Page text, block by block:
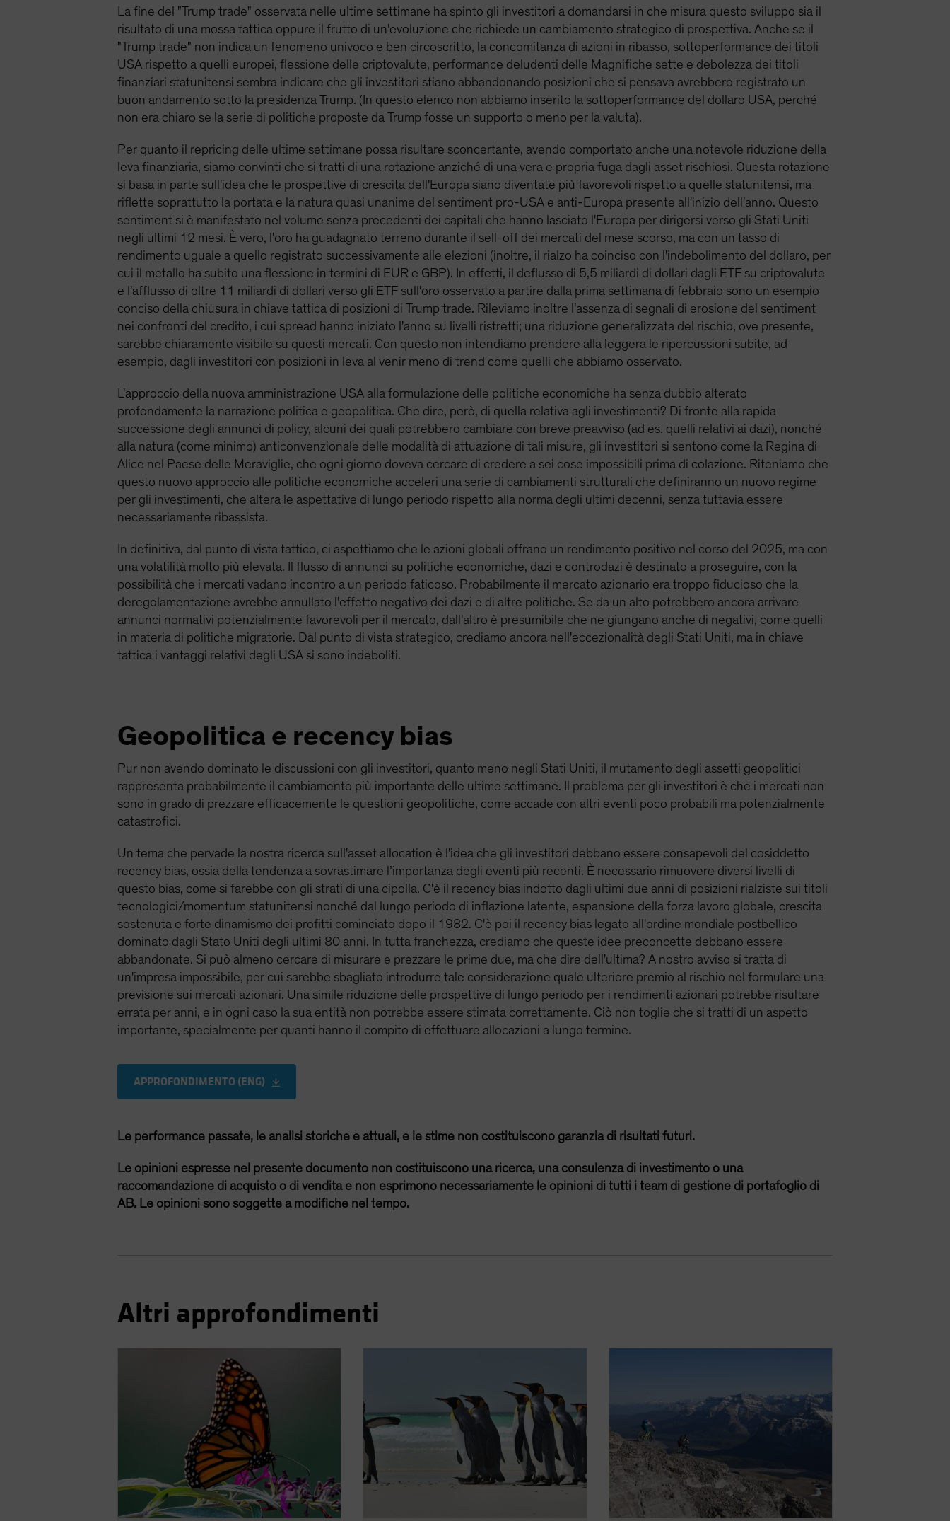
La fine del "Trump trade" osservata nelle ultime settimane ha spinto gli investitori a domandarsi in che misura questo sviluppo sia il
risultato di una mossa tattica oppure il frutto di un'evoluzione che richiede un cambiamento strategico di prospettiva. Anche se il
"Trump trade" non indica un fenomeno univoco e ben circoscritto, la concomitanza di azioni in ribasso, sottoperformance dei titoli
USA rispetto a quelli europei, flessione delle criptovalute, performance deludenti delle Magnifiche sette e debolezza dei titoli
finanziari statunitensi sembra indicare che gli investitori stiano abbandonando posizioni che si pensava avrebbero registrato un
buon andamento sotto la presidenza Trump. (In questo elenco non abbiamo inserito la sottoperformance del dollaro USA, perché
non era chiaro se la serie di politiche proposte da Trump fosse un supporto o meno per la valuta).
Per quanto il repricing delle ultime settimane possa risultare sconcertante, avendo comportato anche una notevole riduzione della
leva finanziaria, siamo convinti che si tratti di una rotazione anziché di una vera e propria fuga dagli asset rischiosi. Questa rotazione
si basa in parte sull'idea che le prospettive di crescita dell'Europa siano diventate più favorevoli rispetto a quelle statunitensi, ma
riflette soprattutto la portata e la natura quasi unanime del sentiment pro-USA e anti-Europa presente all'inizio dell'anno. Questo
sentiment si è manifestato nel volume senza precedenti dei capitali che hanno lasciato l'Europa per dirigersi verso gli Stati Uniti
negli ultimi 12 mesi. È vero, l'oro ha guadagnato terreno durante il sell-off dei mercati del mese scorso, ma con un tasso di
rendimento uguale a quello registrato successivamente alle elezioni (inoltre, il rialzo ha coinciso con l'indebolimento del dollaro, per
cui il metallo ha subito una flessione in termini di EUR e GBP). In effetti, il deflusso di 5,5 miliardi di dollari dagli ETF su criptovalute
e l'afflusso di oltre 11 miliardi di dollari verso gli ETF sull'oro osservato a partire dalla prima settimana di febbraio sono un esempio
conciso della chiusura in chiave tattica di posizioni di Trump trade. Rileviamo inoltre l'assenza di segnali di erosione del sentiment
nei confronti del credito, i cui spread hanno iniziato l'anno su livelli ristretti; una riduzione generalizzata del rischio, ove presente,
sarebbe chiaramente visibile su questi mercati. Con questo non intendiamo prendere alla leggera le ripercussioni subite, ad
esempio, dagli investitori con posizioni in leva al venir meno di trend come quelli che abbiamo osservato.
L'approccio della nuova amministrazione USA alla formulazione delle politiche economiche ha senza dubbio alterato
profondamente la narrazione politica e geopolitica. Che dire, però, di quella relativa agli investimenti? Di fronte alla rapida
successione degli annunci di policy, alcuni dei quali potrebbero cambiare con breve preavviso (ad es. quelli relativi ai dazi), nonché
alla natura (come minimo) anticonvenzionale delle modalità di attuazione di tali misure, gli investitori si sentono come la Regina di
Alice nel Paese delle Meraviglie, che ogni giorno doveva cercare di credere a sei cose impossibili prima di colazione. Riteniamo che
questo nuovo approccio alle politiche economiche acceleri una serie di cambiamenti strutturali che definiranno un nuovo regime
per gli investimenti, che altera le aspettative di lungo periodo rispetto alla norma degli ultimi decenni, senza tuttavia essere
necessariamente ribassista.
In definitiva, dal punto di vista tattico, ci aspettiamo che le azioni globali offrano un rendimento positivo nel corso del 2025, ma con
una volatilità molto più elevata. Il flusso di annunci su politiche economiche, dazi e controdazi è destinato a proseguire, con la
possibilità che i mercati vadano incontro a un periodo faticoso. Probabilmente il mercato azionario era troppo fiducioso che la
deregolamentazione avrebbe annullato l'effetto negativo dei dazi e di altre politiche. Se da un alto potrebbero ancora arrivare
annunci normativi potenzialmente favorevoli per il mercato, dall'altro è presumibile che ne giungano anche di negativi, come quelli
in materia di politiche migratorie. Dal punto di vista strategico, crediamo ancora nell'eccezionalità degli Stati Uniti, ma in chiave
tattica i vantaggi relativi degli USA si sono indeboliti.
Geopolitica e recency bias
Pur non avendo dominato le discussioni con gli investitori, quanto meno negli Stati Uniti, il mutamento degli assetti geopolitici
rappresenta probabilmente il cambiamento più importante delle ultime settimane. Il problema per gli investitori è che i mercati non
sono in grado di prezzare efficacemente le questioni geopolitiche, come accade con altri eventi poco probabili ma potenzialmente
catastrofici.
Un tema che pervade la nostra ricerca sull'asset allocation è l'idea che gli investitori debbano essere consapevoli del cosiddetto
recency bias, ossia della tendenza a sovrastimare l’importanza degli eventi più recenti. È necessario rimuovere diversi livelli di
questo bias, come si farebbe con gli strati di una cipolla. C'è il recency bias indotto dagli ultimi due anni di posizioni rialziste sui titoli
tecnologici/momentum statunitensi nonché dal lungo periodo di inflazione latente, espansione della forza lavoro globale, crescita
sostenuta e forte dinamismo dei profitti cominciato dopo il 1982. C'è poi il recency bias legato all'ordine mondiale postbellico
dominato dagli Stato Uniti degli ultimi 80 anni. In tutta franchezza, crediamo che queste idee preconcette debbano essere
abbandonate. Si può almeno cercare di misurare e prezzare le prime due, ma che dire dell'ultima? A nostro avviso si tratta di
un'impresa impossibile, per cui sarebbe sbagliato introdurre tale considerazione quale ulteriore premio al rischio nel formulare una
previsione sui mercati azionari. Una simile riduzione delle prospettive di lungo periodo per i rendimenti azionari potrebbe risultare
errata per anni, e in ogni caso la sua entità non potrebbe essere stimata correttamente. Ciò non toglie che si tratti di un aspetto
importante, specialmente per quanti hanno il compito di effettuare allocazioni a lungo termine.
APPROFONDIMENTO (ENG)
Le performance passate, le analisi storiche e attuali, e le stime non costituiscono garanzia di risultati futuri.
Le opinioni espresse nel presente documento non costituiscono una ricerca, una consulenza di investimento o una
raccomandazione di acquisto o di vendita e non esprimono necessariamente le opinioni di tutti i team di gestione di portafoglio di
AB. Le opinioni sono soggette a modifiche nel tempo.
Altri approfondimenti